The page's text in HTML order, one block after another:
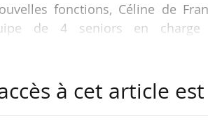
fonctions, Céline de
de 4 seniors en charge
l’entreprise. Pour
par l’arrivée
à cet article